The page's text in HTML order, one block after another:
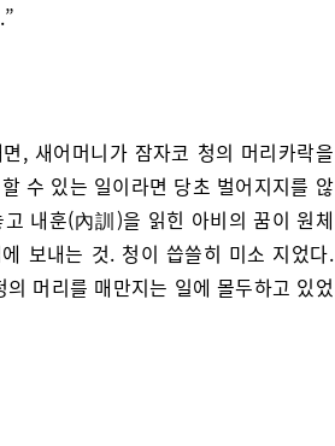
, 새어머니가 잠자코 청의 머리카락을
수 있는 일이라면 당초 벌어지지를 않
내훈(內訓)을 읽힌 아비의 꿈이 원체
보내는 것. 청이 씁쓸히 미소 지었다.
머리를 매만지는 일에 몰두하고 있었